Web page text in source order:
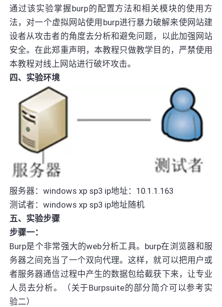
通过该实验掌握burp的配置方法和相关模块的使用方
法，对一个虚拟网站使用burp进行暴力破解来使网站建
设者从攻击者的角度去分析和避免问题，以此加强网站
安全。在此郑重声明，本教程只做教学目的，严禁使用
本教程对线上网站进行破坏攻击。
四、实验环境
服务器：windows xp sp3 ip地址：10.1.1.163
测试者：windows xp sp3 ip地址随机
五、实验步骤
步骤一：
Burp是个非常强大的web分析工具。burp在浏览器和服
务器之间充当了一个双向代理。这样，就可以把用户或
者服务器通信过程中产生的数据包给截获下来，让专业
人员去分析。（关于Burpsuite的部分简介可以参考实
验二）